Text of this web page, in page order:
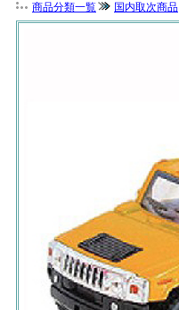
商品分類一覧 国内取次商品